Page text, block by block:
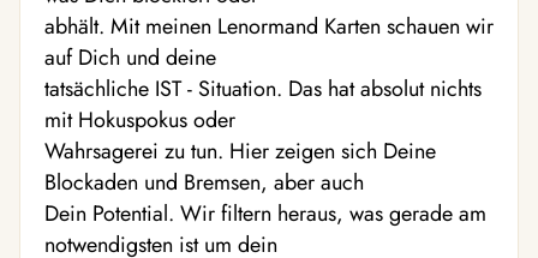
abhält. Mit meinen Lenormand Karten schauen wir
auf Dich und deine
tatsächliche IST - Situation. Das hat absolut nichts
mit Hokuspokus oder
Wahrsagerei zu tun. Hier zeigen sich Deine
Blockaden und Bremsen, aber auch
Dein Potential. Wir filtern heraus, was gerade am
notwendigsten ist um dein